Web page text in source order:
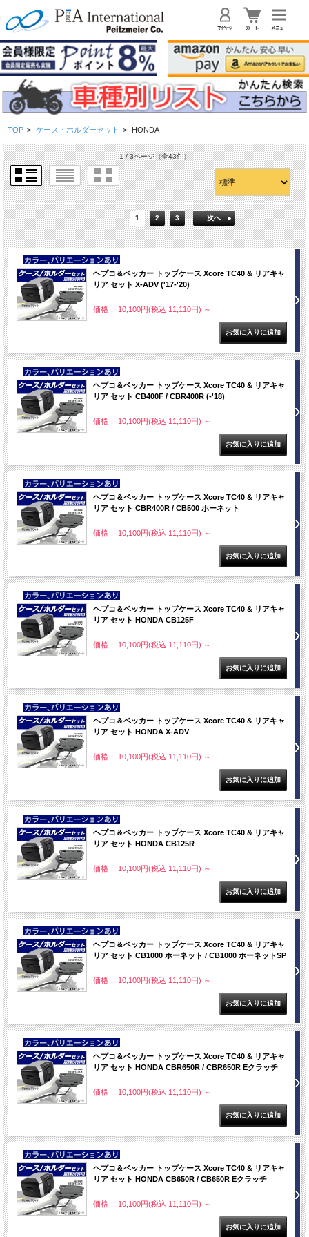
TOP > ケース・ホルダーセット > HONDA
1 / 3ページ（全43件）
1 2 3 次へ
NEW
ヘプコ＆ベッカー トップケース Xcore TC40 & リアキャ
リア セット X-ADV ('17-'20)
価格： 10,100円(税込 11,110円) ～
NEW
ヘプコ＆ベッカー トップケース Xcore TC40 & リアキャ
リア セット CB400F / CBR400R (-'18)
価格： 10,100円(税込 11,110円) ～
NEW
ヘプコ＆ベッカー トップケース Xcore TC40 & リアキャ
リア セット CBR400R / CB500 ホーネット
価格： 10,100円(税込 11,110円) ～
NEW
ヘプコ＆ベッカー トップケース Xcore TC40 & リアキャ
リア セット HONDA CB125F
価格： 10,100円(税込 11,110円) ～
NEW
ヘプコ＆ベッカー トップケース Xcore TC40 & リアキャ
リア セット HONDA X-ADV
価格： 10,100円(税込 11,110円) ～
NEW
ヘプコ＆ベッカー トップケース Xcore TC40 & リアキャ
リア セット HONDA CB125R
価格： 10,100円(税込 11,110円) ～
NEW
ヘプコ＆ベッカー トップケース Xcore TC40 & リアキャ
リア セット CB1000 ホーネット / CB1000 ホーネットSP
価格： 10,100円(税込 11,110円) ～
NEW
ヘプコ＆ベッカー トップケース Xcore TC40 & リアキャ
リア セット HONDA CBR650R / CBR650R Eクラッチ
価格： 10,100円(税込 11,110円) ～
NEW
ヘプコ＆ベッカー トップケース Xcore TC40 & リアキャ
リア セット HONDA CB650R / CB650R Eクラッチ
価格： 10,100円(税込 11,110円) ～